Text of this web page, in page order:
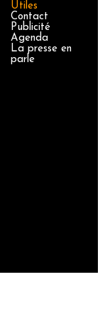
Utiles
Contact
Publicité
Agenda
La presse en
parle